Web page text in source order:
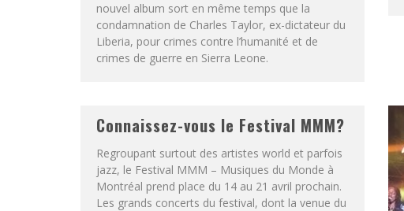
nouvel album sort en même temps que la
condamnation de Charles Taylor, ex-dictateur du
Liberia, pour crimes contre l’humanité et de
crimes de guerre en Sierra Leone.
Connaissez-vous le Festival MMM?
Regroupant surtout des artistes world et parfois
jazz, le Festival MMM – Musiques du Monde à
Montréal prend place du 14 au 21 avril prochain.
Les grands concerts du festival, dont la venue du